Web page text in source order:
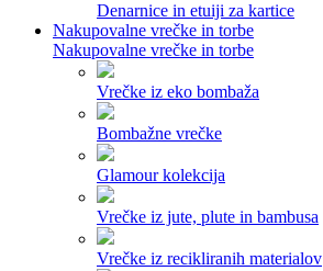
Denarnice in etuiji za kartice
Nakupovalne vrečke in torbe
Nakupovalne vrečke in torbe
Vrečke iz eko bombaža
Bombažne vrečke
Glamour kolekcija
Vrečke iz jute, plute in bambusa
Vrečke iz recikliranih materialov